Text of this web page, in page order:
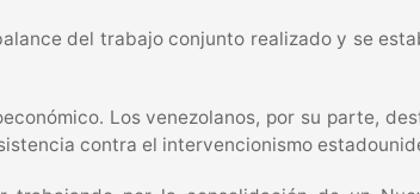
del trabajo conjunto realizado y se
Los venezolanos, por su parte,
contra el intervencionismo